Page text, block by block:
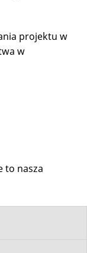
projektu w
w
to nasza